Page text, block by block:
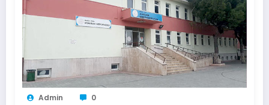
Admin 0